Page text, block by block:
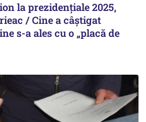
la prezidențiale 2025,
/ Cine a câștigat
s-a ales cu o „placă de